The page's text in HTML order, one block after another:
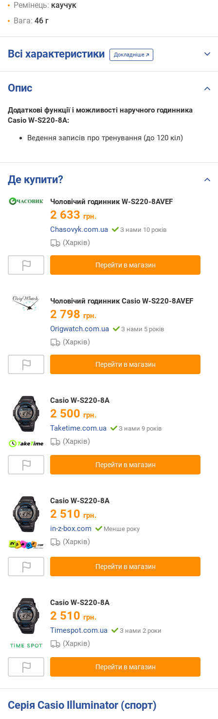
Ремінець: каучук
Вага: 46 г
Всі характеристики Докладніше
Опис
Додаткові функції і можливості наручного годинника
Casio W-S220-8A:
Ведення записів про тренування (до 120 кіл)
Де купити?
Чоловічий годинник W-S220-8AVEF
2 633 грн.
Chasovyk.com.ua
З нами 10 років
(Харків)
Перейти в магазин
Чоловічий годинник Casio W-S220-8AVEF
2 798 грн.
Origwatch.com.ua
З нами 5 років
(Харків)
Перейти в магазин
Casio W-S220-8A
2 500 грн.
Taketime.com.ua
З нами 9 років
(Харків)
Перейти в магазин
Casio W-S220-8A
2 510 грн.
in-z-box.com
Менше року
(Харків)
Перейти в магазин
Casio W-S220-8A
2 510 грн.
Timespot.com.ua
З нами 2 роки
(Харків)
Перейти в магазин
Серія Casio Illuminator (спорт)